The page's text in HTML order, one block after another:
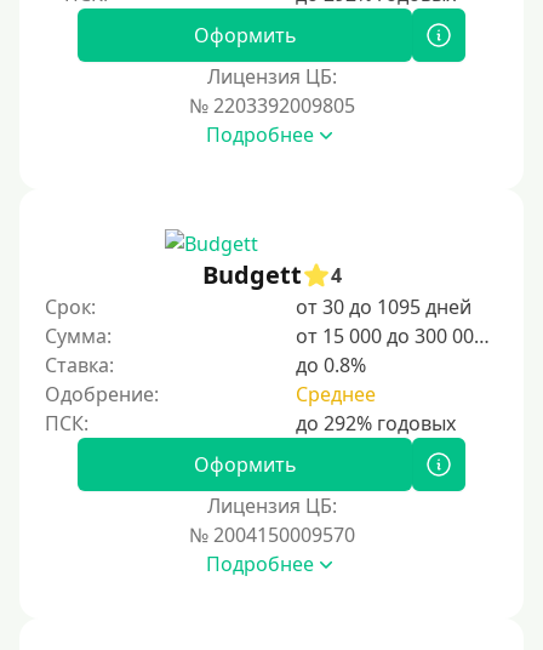
Без подтверждения личности
Пенсионерам до 70 лет
Пенсионерам до 85 лет
Безработным
Даже бомжам
Без указания места работы
Для иностранных граждан
Для иностранных граждан Украины
Для иностранных граждан Казахстана
Для иностранных граждан Кыргызстана
Для иностранных граждан Таджикистана
Оформить
Лицензия ЦБ:
№ 2203392009805
Подробнее
Budgett
4
Срок:
от 30 до 1095 дней
Сумма:
от 15 000 до 300 000 ₽
Ставка:
до 0.8%
Одобрение:
Среднее
Оформить
Лицензия ЦБ:
№ 2004150009570
Подробнее